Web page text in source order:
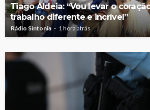
Tiago Aldeia: “Vou levar o
trabalho diferente e incrível”
Rádio Sintonia 1 hora atrás